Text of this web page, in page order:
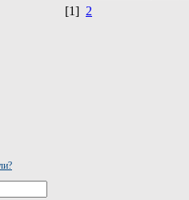
[1] 2